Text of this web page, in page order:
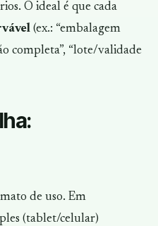
O ideal é que cada
(ex.: “embalagem
completa”, “lote/validade
de uso. Em
(tablet/celular)